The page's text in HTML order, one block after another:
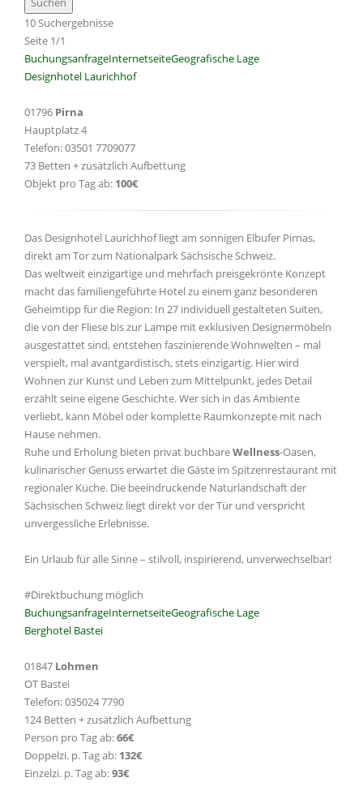
10 Suchergebnisse
Seite 1/1
BuchungsanfrageInternetseiteGeografische Lage
Designhotel Laurichhof
01796 Pirna
Hauptplatz 4
Telefon: 03501 7709077
73 Betten + zusätzlich Aufbettung
Objekt pro Tag ab: 100€
Das Designhotel Laurichhof liegt am sonnigen Elbufer Pirnas,
direkt am Tor zum Nationalpark Sächsische Schweiz.
Das weltweit einzigartige und mehrfach preisgekrönte Konzept
macht das familiengeführte Hotel zu einem ganz besonderen
Geheimtipp für die Region: In 27 individuell gestalteten Suiten,
die von der Fliese bis zur Lampe mit exklusiven Designermöbeln
ausgestattet sind, entstehen faszinierende Wohnwelten – mal
verspielt, mal avantgardistisch, stets einzigartig. Hier wird
Wohnen zur Kunst und Leben zum Mittelpunkt, jedes Detail
erzählt seine eigene Geschichte. Wer sich in das Ambiente
verliebt, kann Möbel oder komplette Raumkonzepte mit nach
Hause nehmen.
Ruhe und Erholung bieten privat buchbareWellness-Oasen,
kulinarischer Genuss erwartet die Gäste im Spitzenrestaurant mit
regionaler Küche. Die beeindruckende Naturlandschaft der
Sächsischen Schweiz liegt direkt vor der Tür und verspricht
unvergessliche Erlebnisse.
Ein Urlaub für alle Sinne – stilvoll, inspirierend, unverwechselbar!
#Direktbuchung möglich
BuchungsanfrageInternetseiteGeografische Lage
Berghotel Bastei
01847 Lohmen
OT Bastei
Telefon: 035024 7790
124 Betten + zusätzlich Aufbettung
Person pro Tag ab:66€
Doppelzi. p. Tag ab: 132€
Einzelzi. p. Tag ab:93€